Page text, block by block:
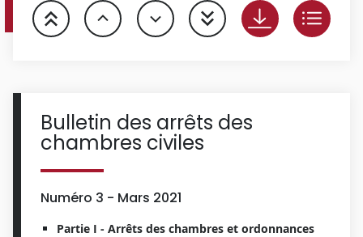
Bulletin des arrêts des
chambres civiles
Numéro 3 - Mars 2021
Partie I - Arrêts des chambres et ordonnances